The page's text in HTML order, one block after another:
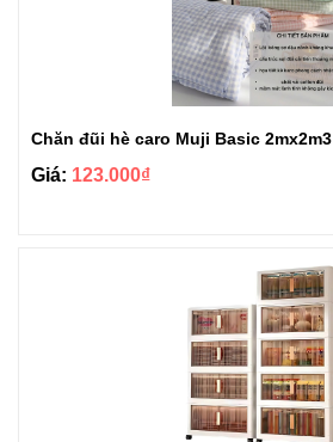
Chăn đũi hè caro Muji Basic 2mx2m3
Giá: 123.000₫